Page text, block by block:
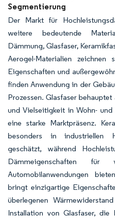
Segmentierung
Der Markt für
weitere bedeutende
Dämmung, Glasfaser,
Aerogel-Materialien
Eigenschaften und
finden Anwendung in der
Prozessen. Glasfaser
und Vielseitigkeit in Wohn-
eine starke Marktpräsenz.
besonders in industriellen
geschätzt, während
Dämmeigenschaften für
Automobilanwendungen
bringt einzigartige
überlegenen
Installation von Glasfaser, die